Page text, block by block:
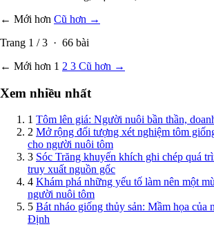
← Mới hơn Cũ hơn →
Trang 1 /3 · 66 bài
← Mới hơn 1 2 3 Cũ hơn →
Xem nhiều nhất
1 Tôm lên giá: Người nuôi bần thần,
2 Mở rộng đối tượng xét nghiệm tôm
cho người nuôi tôm
3 Sóc Trăng khuyến khích ghi chép quá
truy xuất nguồn gốc
4 Khám phá những yếu tố làm nên một
người nuôi tôm
5 Bát nháo giống thủy sản: Mầm họa của
Định